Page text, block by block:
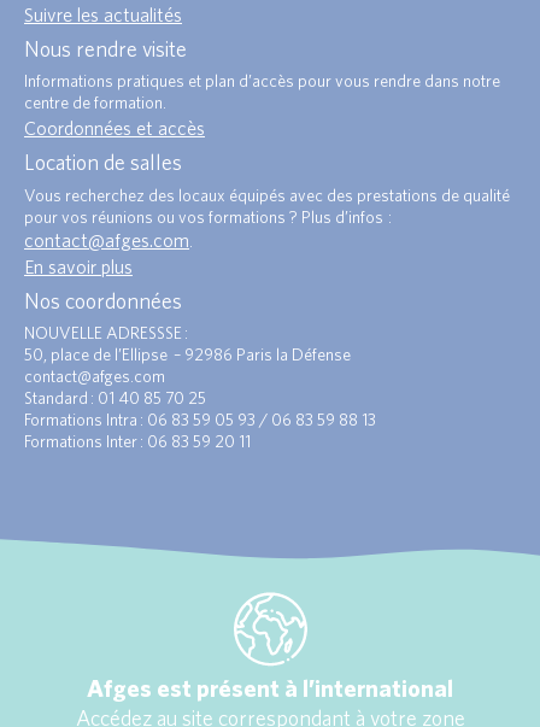
Suivre les actualités
Nous rendre visite
Informations pratiques et plan d’accès pour vous rendre dans notre
centre de formation.
Coordonnées et accès
Location de salles
Vous recherchez des locaux équipés avec des prestations de qualité
pour vos réunions ou vos formations ? Plus d’infos :
contact@afges.com
En savoir plus
Nos coordonnées
NOUVELLE ADRESSSE :
50, place de l’Ellipse – 92986 Paris la Défense
contact@afges.com
Standard : 01 40 85 70 25
Formations Intra : 06 83 59 05 93 / 06 83 59 88 13
Formations Inter : 06 83 59 20 11
Afges est présent à l’international
Accédez au site correspondant à votre zone